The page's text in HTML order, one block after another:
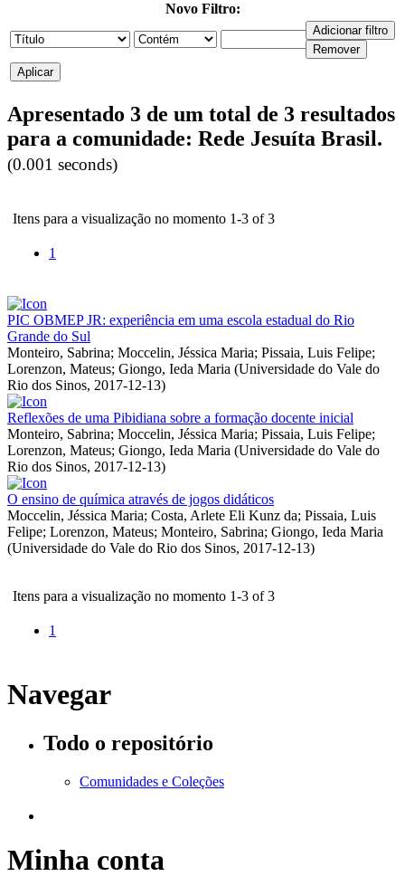
Novo Filtro:
Apresentado 3 de um total de 3 resultados
para a comunidade: Rede Jesuíta Brasil.
(0.001 seconds)
Itens para a visualização no momento 1-3 of 3
1
PIC OBMEP JR: experiência em uma escola estadual do Rio
Grande do Sul
Monteiro, Sabrina; Moccelin, Jéssica Maria; Pissaia, Luis Felipe;
Lorenzon, Mateus; Giongo, Ieda Maria (Universidade do Vale do
Rio dos Sinos, 2017-12-13)
Reflexões de uma Pibidiana sobre a formação docente inicial
Monteiro, Sabrina; Moccelin, Jéssica Maria; Pissaia, Luis Felipe;
Lorenzon, Mateus; Giongo, Ieda Maria (Universidade do Vale do
Rio dos Sinos, 2017-12-13)
O ensino de química através de jogos didáticos
Moccelin, Jéssica Maria; Costa, Arlete Eli Kunz da; Pissaia, Luis
Felipe; Lorenzon, Mateus; Monteiro, Sabrina; Giongo, Ieda Maria
(Universidade do Vale do Rio dos Sinos, 2017-12-13)
Itens para a visualização no momento 1-3 of 3
1
Navegar
Todo o repositório
Comunidades e Coleções
Minha conta